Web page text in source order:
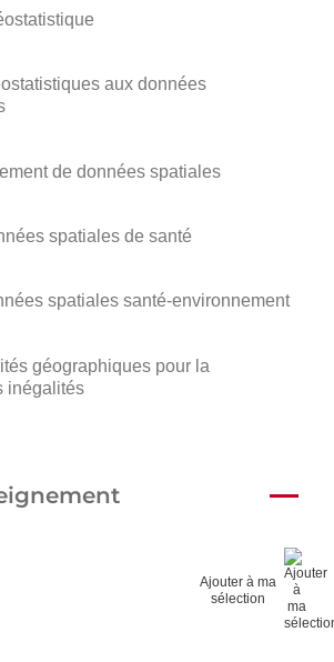
aux données
de données spatiales
spatiales de santé
spatiales santé-environnement
géographiques pour la
inégalités
Ajouter à ma
sélection